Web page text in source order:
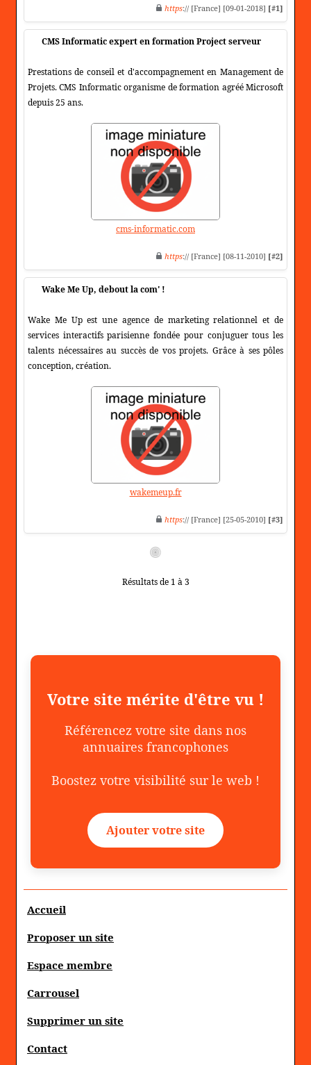
https:// [France] [09-01-2018] [#1]
CMS Informatic expert en formation Project serveur
Prestations de conseil et d'accompagnement en Management de
Projets. CMS Informatic organisme de formation agréé Microsoft
depuis 25 ans.
cms-informatic.com
https:// [France] [08-11-2010] [#2]
Wake Me Up, debout la com' !
Wake Me Up est une agence de marketing relationnel et de
services interactifs parisienne fondée pour conjuguer tous les
talents nécessaires au succès de vos projets. Grâce à ses pôles
conception, création.
wakemeup.fr
https:// [France] [25-05-2010] [#3]
Résultats de 1 à 3
Votre site mérite d'être vu !
Référencez votre site dans nos
annuaires francophones
Boostez votre visibilité sur le web !
Ajouter votre site
Accueil
Proposer un site
Espace membre
Carrousel
Supprimer un site
Contact